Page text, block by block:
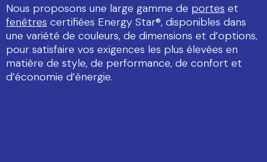
Nous proposons une large gamme de portes et
fenêtres certifiées Energy Star®, disponibles dans
une variété de couleurs, de dimensions et d’options,
pour satisfaire vos exigences les plus élevées en
matière de style, de performance, de confort et
d’économie d’énergie.